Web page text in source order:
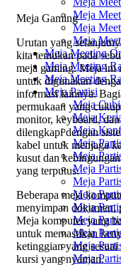
Meja
Meja
Meja
Meja Meeting
Meja Meeting
Meja Meeting
Meja Partisi
Meja
Meja
Meja
Meja
Meja
Meja
Meja
Meja
Meja
Meja
Meja
Meja
Meja
Meja Gaming
Urutan yang
kita temukan pada
meja gaming. Meja ini
untuk digunakan
informasi lainnya.
permukaan yang
monitor, keyboard,
dilengkapi dengan
kabel untuk menjaga
kusut dan
yang terputus.
Beberapa meja
menyimpan dokumen,
Meja komputer yang
untuk memastikan
ketinggian yang
kursi yang nyaman.